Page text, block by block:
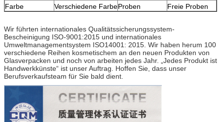
Farbe Verschiedene FarbeProben Freie Proben
Wir führten internationales Qualitätssicherungssystem-
Bescheinigung ISO-9001:2015 und internationales
Umweltmanagementsystem ISO14001: 2015. Wir haben herum 100
verschiedene Reihen kosmetischem an den neuen Produkten von
Glasverpacken und noch von arbeiten jedes Jahr. „Jedes Produkt ist
Handwerkkünste“ ist unser Auftrag. Hoffen Sie, dass unser
Berufsverkaufsteam für Sie bald dient.